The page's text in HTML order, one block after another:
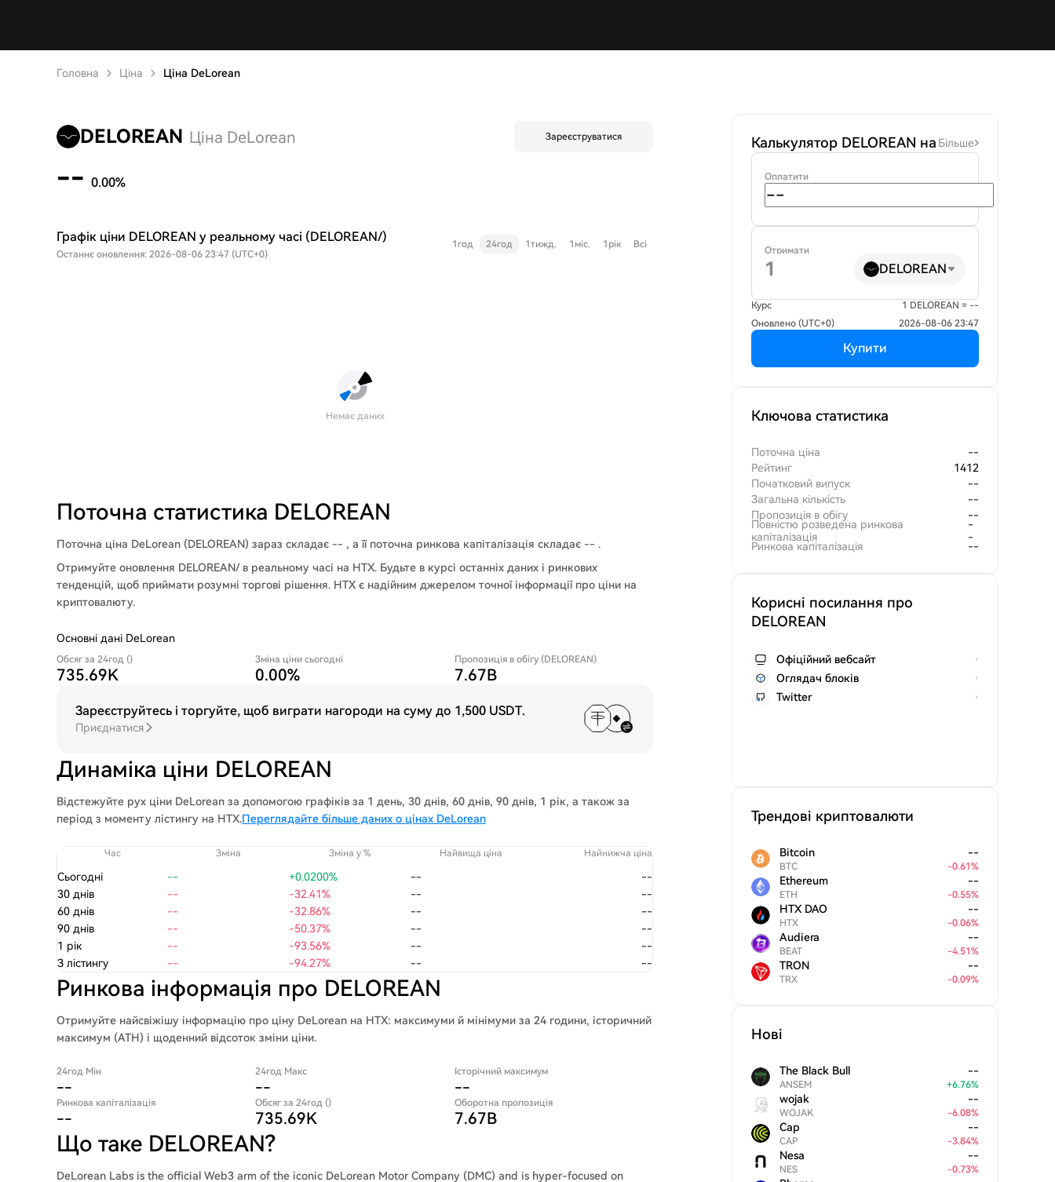
Головна Ціна Ціна DeLorean
DELOREAN Ціна DeLorean Зареєструватися
-- 0.00%
Графік ціни DELOREAN у реальному часі (DELOREAN/)
Останнє оновлення: 2026-08-06 23:47 (UTC+0)
1год 24год 1тижд. 1міс. 1рік Всі
Немає даних
Поточна статистика DELOREAN
Поточна ціна DeLorean (DELOREAN) зараз складає -- , а її поточна ринкова капіталізація складає -- .
Отримуйте оновлення DELOREAN/ в реальному часі на HTX. Будьте в курсі останніх даних і ринкових
тенденцій, щоб приймати розумні торгові рішення. HTX є надійним джерелом точної інформації про ціни на
криптовалюту.
Основні дані DeLorean
Обсяг за 24год ()
735.69K
Зміна ціни сьогодні
0.00%
Пропозиція в обігу (DELOREAN)
7.67B
Зареєструйтесь і торгуйте, щоб виграти нагороди на суму до 1,500 USDT.
Приєднатися
Динаміка ціни DELOREAN
Відстежуйте рух ціни DeLorean за допомогою графіків за 1 день, 30 днів, 60 днів, 90 днів, 1 рік, а також за
період з моменту лістингу на HTX.Переглядайте більше даних о цінах DeLorean
Час Зміна Зміна у % Найвища ціна Найнижча ціна
Сьогодні -- +0.0200% --
--
30 днів
-- -32.41% --
--
60 днів
-- -32.86% --
--
90 днів
-- -50.37% --
--
1 рік
-- -93.56% --
--
З лістингу
-- -94.27% -- --
Ринкова інформація про DELOREAN
Отримуйте найсвіжішу інформацію про ціну DeLorean на HTX: максимуми й мінімуми за 24 години, історичний
максимум (ATH) і щоденний відсоток зміни ціни.
24год Мін
--
24год Макс
--
Історічний максимум
--
Ринкова капіталізація
--
Обсяг за 24год ()
735.69K
Оборотна пропозиція
7.67B
Що таке DELOREAN?
DeLorean Labs is the official Web3 arm of the iconic DeLorean Motor Company (DMC) and is hyper-focused on
Калькулятор DELOREAN на Більше
Оплатити
Отримати
DELOREAN
Курс
1 DELOREAN = --
Оновлено (UTC+0)
2026-08-06 23:47
Купити
Ключова статистика
Поточна ціна
--
Рейтинг
1412
Початковий випуск
--
Загальна кількість
--
Пропозиція в обігу
--
Повністю розведена ринкова
капіталізація
-
-
Ринкова капіталізація --
Корисні посилання про
DELOREAN
Офіційний вебсайт
Оглядач блоків
Twitter
Трендові криптовалюти
Bitcoin
BTC
--
-0.61%
Ethereum
ETH
--
-0.55%
HTX DAO
HTX
--
-0.06%
Audiera
BEAT
--
-4.51%
TRON
TRX
--
-0.09%
Нові
The Black Bull
ANSEM
--
+6.76%
wojak
WOJAK
--
-6.08%
Cap
CAP
--
-3.84%
Nesa
NES
--
-0.73%